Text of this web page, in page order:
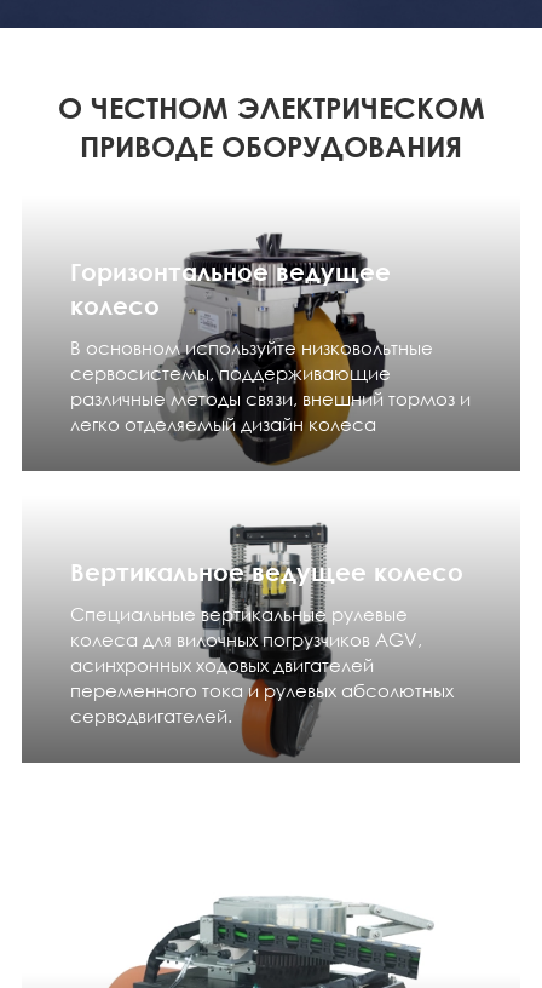
О ЧЕСТНОМ ЭЛЕКТРИЧЕСКОМ
ПРИВОДЕ ОБОРУДОВАНИЯ
Горизонтальное ведущее
колесо
В основном используйте низковольтные
сервосистемы, поддерживающие
различные методы связи, внешний тормоз и
легко отделяемый дизайн колеса
Вертикальное ведущее колесо
Специальные вертикальные рулевые
колеса для вилочных погрузчиков AGV,
асинхронных ходовых двигателей
переменного тока и рулевых абсолютных
серводвигателей.